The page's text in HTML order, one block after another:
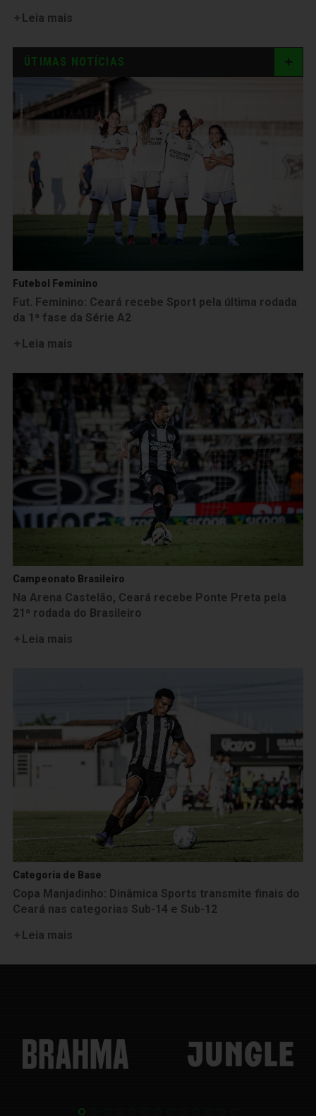
Leia mais
ÚTIMAS NOTÍCIAS
Futebol Feminino
Fut. Feminino: Ceará recebe Sport pela última rodada
da 1ª fase da Série A2
Leia mais
Campeonato Brasileiro
Na Arena Castelão, Ceará recebe Ponte Preta pela
21ª rodada do Brasileiro
Leia mais
Categoria de Base
Copa Manjadinho: Dinâmica Sports transmite finais do
Ceará nas categorias Sub-14 e Sub-12
Leia mais